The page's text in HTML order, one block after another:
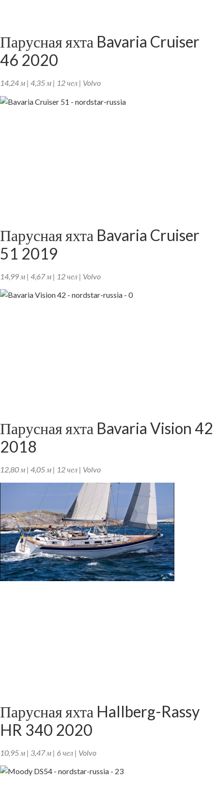
Парусная яхта Bavaria Cruiser
46 2020
14,24 м | 4,35 м | 12 чел | Volvo
Парусная яхта Bavaria Cruiser
51 2019
14,99 м | 4,67 м | 12 чел | Volvo
Парусная яхта Bavaria Vision 42
2018
12,80 м | 4,05 м | 12 чел | Volvo
Парусная яхта Hallberg-Rassy
HR 340 2020
10,95 м | 3,47 м | 6 чел | Volvo